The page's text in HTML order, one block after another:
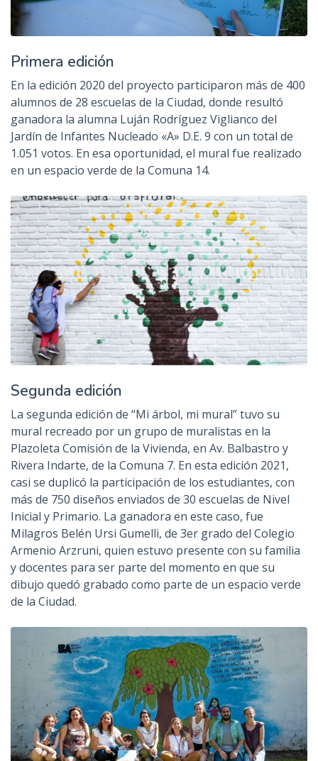
Primera edición
En la edición 2020 del proyecto participaron más de 400
alumnos de 28 escuelas de la Ciudad, donde resultó
ganadora la alumna Luján Rodríguez Viglianco del
Jardín de Infantes Nucleado «A» D.E. 9 con un total de
1.051 votos. En esa oportunidad, el mural fue realizado
en un espacio verde de la Comuna 14.
Segunda edición
La segunda edición de “Mi árbol, mi mural” tuvo su
mural recreado por un grupo de muralistas en la
Plazoleta Comisión de la Vivienda, en Av. Balbastro y
Rivera Indarte, de la Comuna 7. En esta edición 2021,
casi se duplicó la participación de los estudiantes, con
más de 750 diseños enviados de 30 escuelas de Nivel
Inicial y Primario. La ganadora en este caso, fue
Milagros Belén Ursi Gumelli, de 3er grado del Colegio
Armenio Arzruni, quien estuvo presente con su familia
y docentes para ser parte del momento en que su
dibujo quedó grabado como parte de un espacio verde
de la Ciudad.